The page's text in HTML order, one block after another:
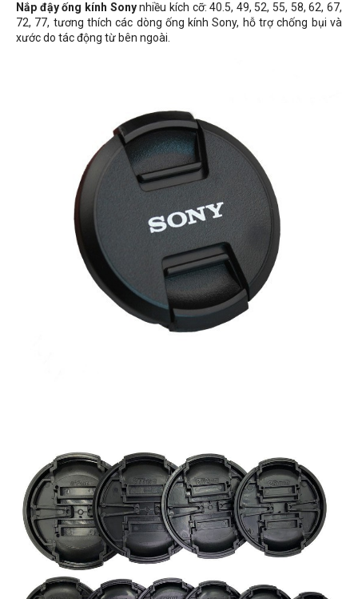
Nắp đậy ống kính Sonynhiều kích cỡ: 40.5, 49, 52, 55, 58, 62, 67,
72, 77, tương thích các dòng ống kính Sony, hỗ trợ chống bụi và
xước do tác động từ bên ngoài.